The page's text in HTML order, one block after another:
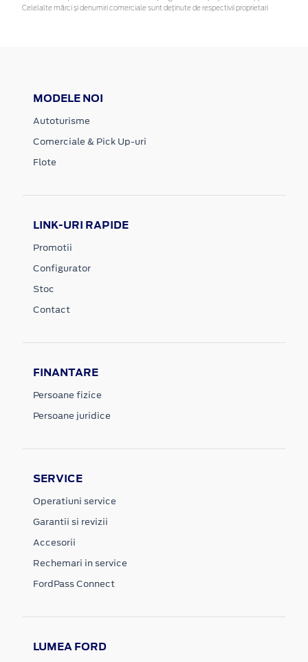
Celelalte mărci și denumiri comerciale sunt deținute de respectivii proprietari
MODELE NOI
Autoturisme
Comerciale & Pick Up-uri
Flote
LINK-URI RAPIDE
Promotii
Configurator
Stoc
Contact
FINANTARE
Persoane fizice
Persoane juridice
SERVICE
Operatiuni service
Garantii si revizii
Accesorii
Rechemari in service
FordPass Connect
LUMEA FORD